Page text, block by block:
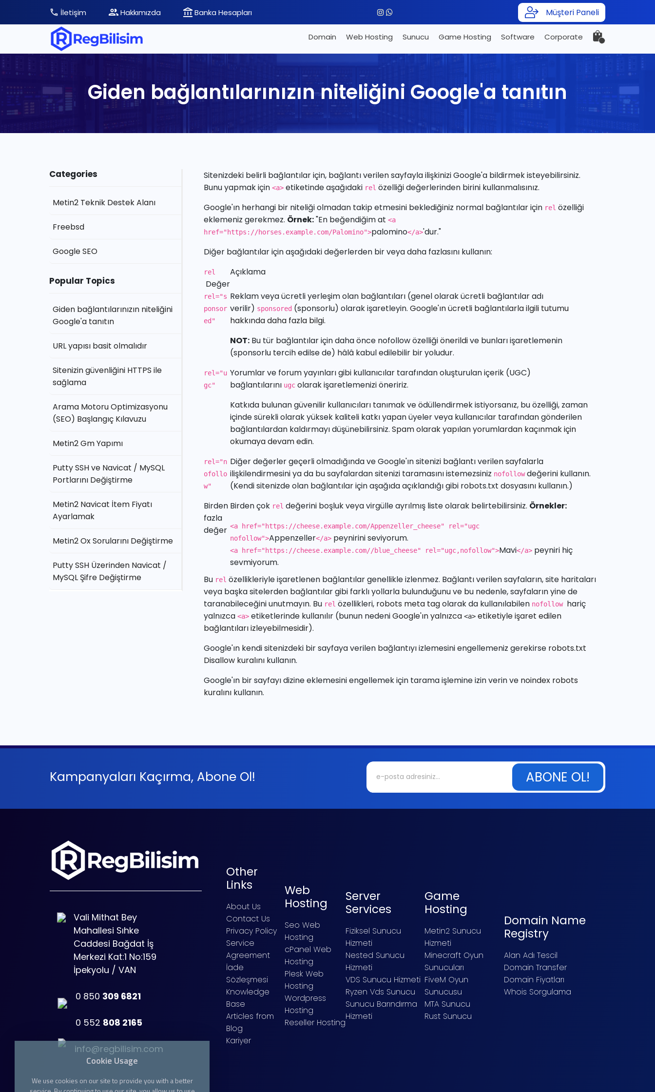
İletişim Hakkımızda Banka Hesapları Müşteri Paneli
Domain Web Hosting Sunucu Game Hosting Software Corporate
Giden bağlantılarınızın niteliğini Google'a tanıtın
Sitenizdeki belirli bağlantılar için, bağlantı verilen sayfayla ilişkinizi Google'a bildirmek isteyebilirsiniz.
Bunu yapmak için <a>etiketinde aşağıdaki rel özelliği değerlerinden birini kullanmalısınız.
Google'ın herhangi bir niteliği olmadan takip etmesini beklediğiniz normal bağlantılar için rel özelliği
eklemeniz gerekmez. Örnek:"En beğendiğim at <a
href="https://horses.example.com/Palomino">palomino</a>'dur."
Diğer bağlantılar için aşağıdaki değerlerden bir veya daha fazlasını kullanın:
rel
Değer
Açıklama
rel="s
ponsor
ed"
Reklam veya ücretli yerleşim olan bağlantıları (genel olarakücretli bağlantılaradı
verilir) sponsored(sponsorlu) olarak işaretleyin. Google'ın ücretli bağlantılarla ilgili tutumu
hakkında daha fazla bilgi.
NOT:Bu tür bağlantılar için daha önce nofollow özelliğiönerildive bunları işaretlemenin
(sponsorlu tercih edilse de) hâlâ kabul edilebilir bir yoludur.
rel="u
gc"
Yorumlar ve forum yayınları gibi kullanıcılar tarafından oluşturulan içerik (UGC)
bağlantılarını ugcolarak işaretlemenizi öneririz.
Katkıda bulunan güvenilir kullanıcıları tanımak ve ödüllendirmek istiyorsanız, bu özelliği, zaman
içinde sürekli olarak yüksek kaliteli katkı yapan üyeler veya kullanıcılar tarafından gönderilen
bağlantılardan kaldırmayı düşünebilirsiniz. Spam olarak yapılan yorumlardan kaçınmak için
okumaya devam edin.
rel="n
ofollo
w"
Diğer değerler geçerli olmadığında ve Google'ın sitenizi bağlantı verilen sayfalarla
ilişkilendirmesini ya da bu sayfalardan sitenizi taramasını istemezsiniz nofollowdeğerini kullanın.
(Kendi sitenizde olan bağlantılar için aşağıda açıklandığı gibi robots.txt dosyasını kullanın.)
Birden
fazla
değer
Birden çok rel değerini boşluk veya virgülle ayrılmış liste olarak belirtebilirsiniz. Örnekler:
<a href="https://cheese.example.com/Appenzeller_cheese"
rel="ugc
nofollow">Appenzeller</a>peynirini seviyorum.
<a href="https://cheese.example.com//blue_cheese" rel="ugc,nofollow">Mavi</a>peyniri hiç
sevmiyorum.
Bu rel özellikleriyle işaretlenen bağlantılar genellikle izlenmez. Bağlantı verilen sayfaların, site haritaları
veya başka sitelerden bağlantılar gibi farklı yollarla bulunduğunu ve bu nedenle, sayfaların yine de
taranabileceğini unutmayın. Bu rel özellikleri, robots meta tagolarak da kullanılabilen nofollow hariç
yalnızca <a>etiketlerinde kullanılır (bunun nedeniGoogle'ın yalnızca <a>etiketiyle işaret edilen
bağlantıları izleyebilmesidir).
Google'ın kendi sitenizdeki bir sayfaya verilen bağlantıyı izlemesini engellemeniz gerekirse robots.txt
Disallow kuralınıkullanın.
Google'ın bir sayfayı dizine eklemesini engellemek için tarama işlemine izin verin ve noindex robots
kuralınıkullanın.
Categories
Metin2 Teknik Destek Alanı
Freebsd
Google SEO
Popular Topics
Giden bağlantılarınızın niteliğini
Google'a tanıtın
URL yapısı basit olmalıdır
Sitenizin güvenliğini HTTPS ile
sağlama
Arama Motoru Optimizasyonu
(SEO) Başlangıç Kılavuzu
Metin2 Gm Yapımı
Putty SSH ve Navicat / MySQL
Portlarını Değiştirme
Metin2 Navicat İtem Fiyatı
Ayarlamak
Metin2 Ox Sorularını Değiştirme
Putty SSH Üzerinden Navicat /
MySQL Şifre Değiştirme
Kampanyaları Kaçırma, Abone Ol! ABONE OL!
Vali Mithat Bey
Mahallesi Sıhke
Caddesi Bağdat İş
Merkezi Kat:1 No:159
İpekyolu / VAN
0 850 309 6821
0 552 808 2165
info@regbilisim.com
Other
Links
About Us
Contact Us
Privacy Policy
Service
Agreement
İade
Sözleşmesi
Knowledge
Base
Articles from
Blog
Kariyer
Web
Hosting
Seo Web
Hosting
cPanel Web
Hosting
Plesk Web
Hosting
Wordpress
Hosting
Reseller Hosting
Server
Services
Fiziksel Sunucu
Hizmeti
Nested Sunucu
Hizmeti
VDS Sunucu Hizmeti
Ryzen Vds Sunucu
Sunucu Barındırma
Hizmeti
Game
Hosting
Metin2 Sunucu
Hizmeti
Minecraft Oyun
Sunucuları
FiveM Oyun
Sunucusu
MTA Sunucu
Rust Sunucu
Domain Name
Registry
Alan Adı Tescil
Domain Transfer
Domain Fiyatları
Whois Sorgulama
Cookie Usage
We use cookies on our site to provide you with a better